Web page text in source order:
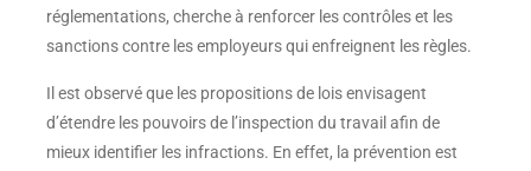
réglementations, cherche à renforcer les contrôles et les
sanctions contre les employeurs qui enfreignent les règles.
Il est observé que les propositions de lois envisagent
d’étendre les pouvoirs de l’inspection du travail afin de
mieux identifier les infractions. En effet, la prévention est